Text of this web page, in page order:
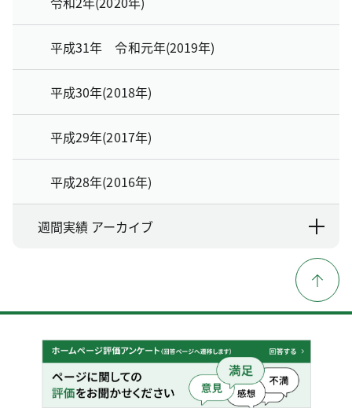
平成31年 令和元年(2019年)
平成30年(2018年)
平成29年(2017年)
平成28年(2016年)
週間実績 アーカイブ